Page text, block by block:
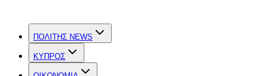
ΠΟΛΙΤΗΣ NEWS
ΚΥΠΡΟΣ